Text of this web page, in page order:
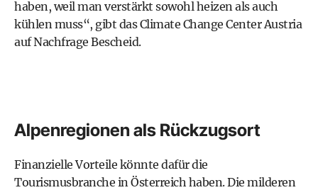
haben, weil man verstärkt sowohl heizen als auch
kühlen muss“, gibt das Climate Change Center Austria
auf Nachfrage Bescheid.
Alpenregionen als Rückzugsort
Finanzielle Vorteile könnte dafür die
Tourismusbranche in Österreich haben. Die milderen